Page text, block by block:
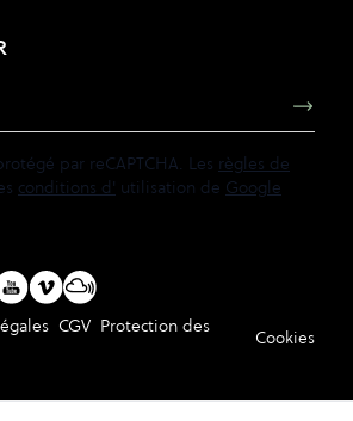
par reCAPTCHA. Les règles de
conditions d' utilisation de Google
CGV Protection des
Cookies